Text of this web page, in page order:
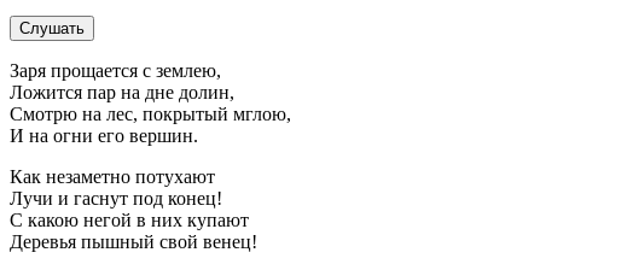
Слушать
Заря прощается с землею,
Ложится пар на дне долин,
Смотрю на лес, покрытый мглою,
И на огни его вершин.
Как незаметно потухают
Лучи и гаснут под конец!
С какою негой в них купают
Деревья пышный свой венец!